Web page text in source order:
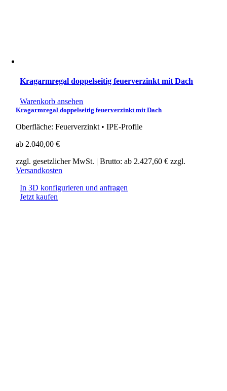
Kragarmregal doppelseitig feuerverzinkt mit Dach
Warenkorb ansehen
Kragarmregal doppelseitig feuerverzinkt mit Dach
Oberfläche: Feuerverzinkt • IPE-Profile
ab 2.040,00€
zzgl. gesetzlicher MwSt. | Brutto: ab 2.427,60€ zzgl.
Versandkosten
In 3D konfigurieren und anfragen
Jetzt kaufen